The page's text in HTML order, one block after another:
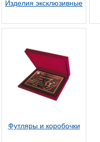
Изделия эксклюзивные
Футляры и коробочки